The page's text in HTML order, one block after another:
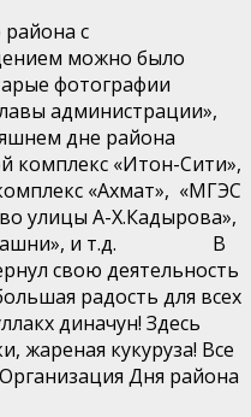
с
можно было
фотографии
администрации»,
дне района
комплекс «Итон-Сити»,
«Ахмат», «МГЭС
улицы А-Х.Кадырова»,
башни», и т.д. В
свою деятельность
радость для всех
диначун! Здесь
жареная кукуруза! Все
Дня района